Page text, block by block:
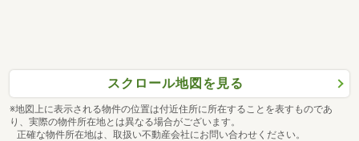
スクロール地図を見る
※地図上に表示される物件の位置は付近住所に所在することを表すものであ
り、実際の物件所在地とは異なる場合がございます。
正確な物件所在地は、取扱い不動産会社にお問い合わせください。